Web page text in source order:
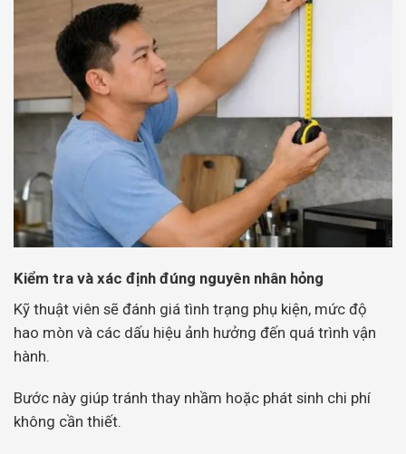
Kiểm tra và xác định đúng nguyên nhân hỏng
Kỹ thuật viên sẽ đánh giá tình trạng phụ kiện, mức độ
hao mòn và các dấu hiệu ảnh hưởng đến quá trình vận
hành.
Bước này giúp tránh thay nhầm hoặc phát sinh chi phí
không cần thiết.